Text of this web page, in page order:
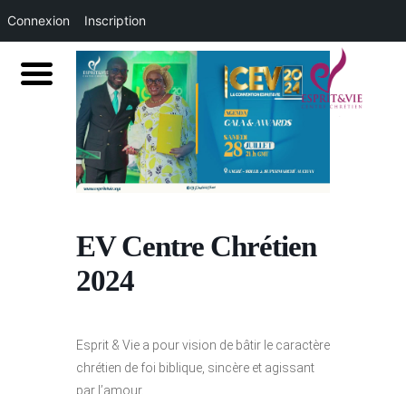
EV Centre Chrétien
2024
Esprit & Vie a pour vision de bâtir le caractère
chrétien de foi biblique, sincère et agissant
par l’amour.
Connexion Inscription